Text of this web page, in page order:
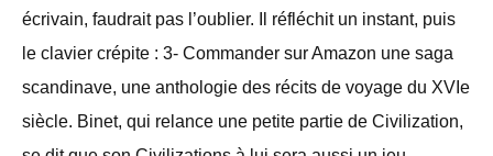
écrivain, faudrait pas l’oublier. Il réfléchit un instant, puis
le clavier crépite : 3- Commander sur Amazon une saga
scandinave, une anthologie des récits de voyage du XVIe
siècle. Binet, qui relance une petite partie de Civilization,